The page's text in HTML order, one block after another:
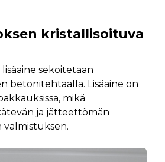
kristallisoituva
sekoitetaan
betonitehtaalla. Lisäaine on
mikä
ja jätteettömän
valmistuksen.